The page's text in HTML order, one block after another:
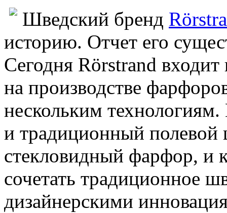
Шведский бренд
историю. Отчет его
Сегодня Rörstrand
на производстве
нескольким технологиям.
и традиционный
стекловидный фарфор, и
сочетать традиционное
дизайнерскими